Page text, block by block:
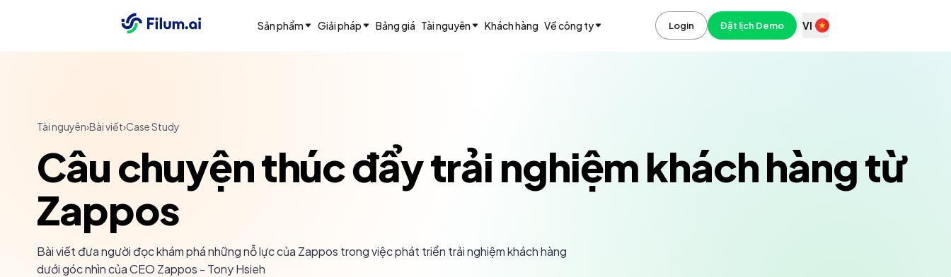
Sản phẩm Giải pháp Bảng giá Tài nguyên Khách hàng Về công ty Login Đặt lịch Demo VI
Tài nguyên›Bài viết›Case Study
Câu chuyện thúc đẩy trải nghiệm khách hàng từ
Zappos
Bài viết đưa người đọc khám phá những nỗ lực của Zappos trong việc phát triển trải nghiệm khách hàng
dưới góc nhìn của CEO Zappos - Tony Hsieh